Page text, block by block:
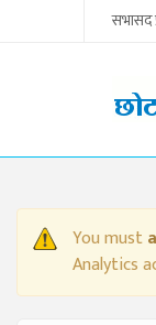
Skip to main content
सभासद
You must
Analytics